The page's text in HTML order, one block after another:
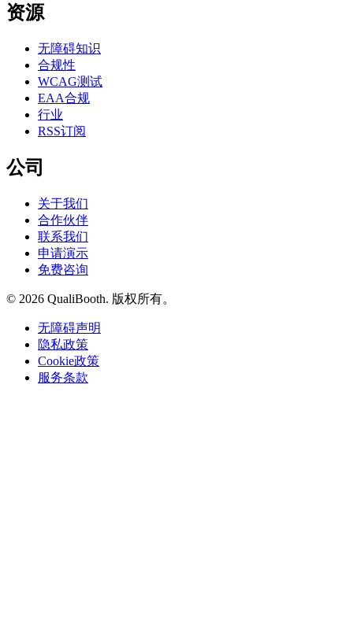
资源
无障碍知识
合规性
WCAG测试
EAA合规
行业
RSS订阅
公司
关于我们
合作伙伴
联系我们
申请演示
免费咨询
© 2026 QualiBooth. 版权所有。
无障碍声明
隐私政策
Cookie政策
服务条款